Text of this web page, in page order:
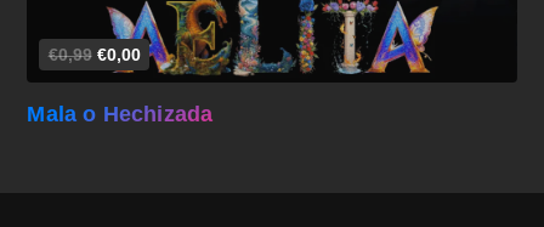
€0,99 €0,00
Mala o Hechizada